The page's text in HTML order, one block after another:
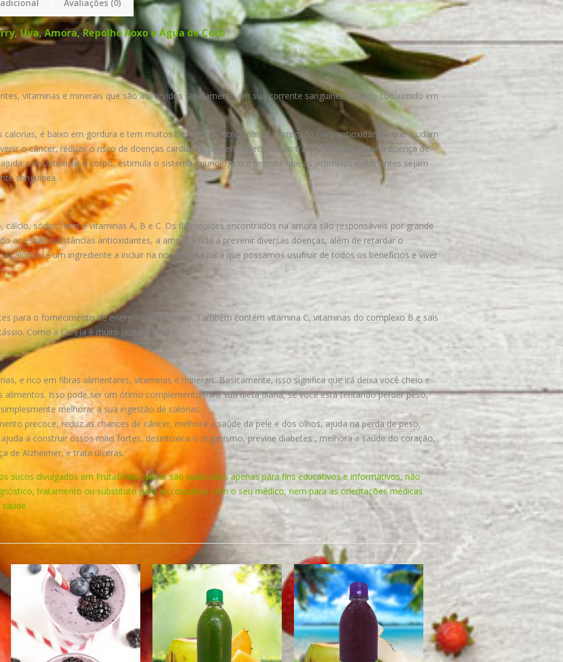
Avaliações (0)
Uva, Amora, Repolho Roxo e Água de Coco
vitaminas e minerais que são absorvidos rapidamente em sua corrente sanguínea quando consumido em
é baixo em gordura e tem muitos benefícios nutricionais. É carregado com antioxidantes que ajudam
o câncer, reduzir o risco de doenças cardíacas, prevenir infecções do trato urinário e evitar a doença de
a desintoxicar o corpo, estimula o sistema imunológico e permite que as vitaminas e nutrientes sejam
sanguínea.
sódio, ferro e vitaminas A, B e C. Os flavonoides encontrados na amora são responsáveis por grande
as essas substâncias antioxidantes, a amora ajuda a prevenir diversas doenças, além de retardar o
calórica, é um ingrediente a incluir na nossa dieta para que possamos usufruir de todos os benefícios e viver
para o fornecimento de energia para o corpo. Também contém vitamina C, vitaminas do complexo B e sais
Como a Cereja é muito rica em tanino.
e rico em fibras alimentares, vitaminas e minerais. Basicamente, isso significa que irá deixa você cheio e
alimentos. Isso pode ser um ótimo complemento para sua dieta diária, se você está tentando perder peso,
melhorar a sua ingestão de calorias.
precoce, reduz as chances de câncer, melhora a saúde da pele e dos olhos, ajuda na perda de peso,
a construir ossos mais fortes, desintoxica o organismo, previne diabetes , melhora a saúde do coração,
de Alzheimer, e trata úlceras.
sucos divulgados em FrutaERaiz.com.br são publicados apenas para fins educativos e informativos, não
tratamento ou substituto para as consultas com o seu médico, nem para as orientações médicas